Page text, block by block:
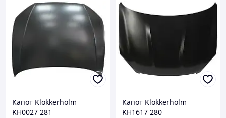
Капот Klokkerholm
KH0027 281
Капот Klokkerholm
KH1617 280